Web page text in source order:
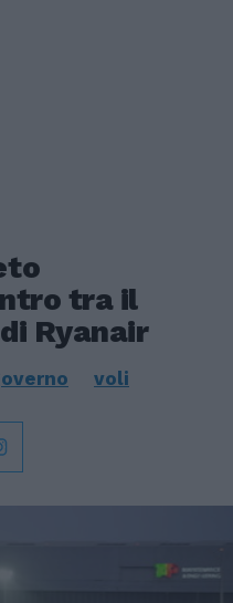
tra il
Ryanair
voli